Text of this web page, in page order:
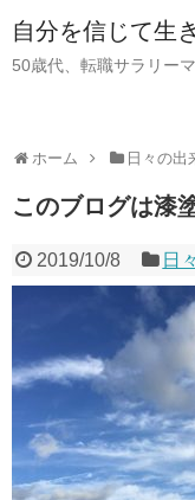
自分を信じて生
50歳代、転職サラリー
ホーム 日々の出
このブログは漆
2019/10/8 日